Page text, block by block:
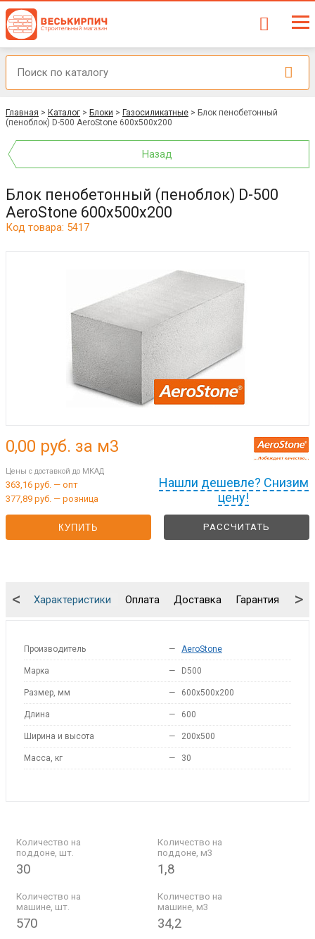
Главная > Каталог > Блоки > Газосиликатные > Блок пенобетонный
(пеноблок) D-500 AeroStone 600x500x200
Назад
Блок пенобетонный (пеноблок) D-500
AeroStone 600x500x200
Код товара: 5417
Нашли дешевле? Снизим
цену!
0,00 руб. за м3
Цены с доставкой до МКАД
363,16 руб. — опт
377,89 руб. — розница
КУПИТЬ РАССЧИТАТЬ
Характеристики Оплата Доставка Гарантия
< >
Производитель — AeroStone
Марка — D500
Размер, мм — 600x500x200
Длина — 600
Ширина и высота — 200x500
Масса, кг — 30
Количество на
поддоне, шт.
30
Количество на
поддоне, м3
1,8
Количество на
машине, шт.
570
Количество на
машине, м3
34,2